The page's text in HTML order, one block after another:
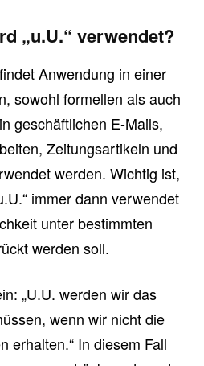
„u.U.“ verwendet?
Anwendung in einer
sowohl formellen als auch
geschäftlichen E-Mails,
Zeitungsartikeln und
werden. Wichtig ist,
immer dann verwendet
unter bestimmten
werden soll.
„U.U. werden wir das
wenn wir nicht die
erhalten.“ In diesem Fall